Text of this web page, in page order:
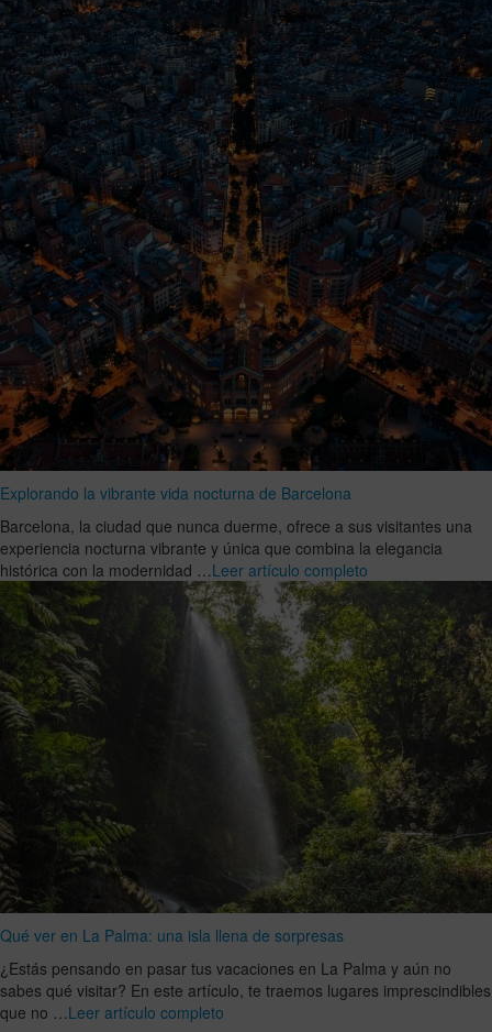
Explorando la vibrante vida nocturna de Barcelona
Barcelona, la ciudad que nunca duerme, ofrece a sus visitantes una
experiencia nocturna vibrante y única que combina la elegancia
histórica con la modernidad …Leer artículo completo
Qué ver en La Palma: una isla llena de sorpresas
¿Estás pensando en pasar tus vacaciones en La Palma y aún no
sabes qué visitar? En este artículo, te traemos lugares imprescindibles
que no …Leer artículo completo